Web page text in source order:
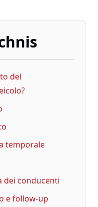
del
temporale
dei conducenti
e follow-up